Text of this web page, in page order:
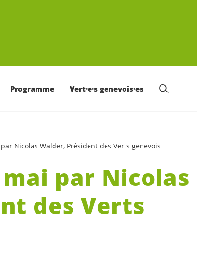
Programme Vert·e·s genevois·es
Nicolas Walder, Président des Verts genevois
par Nicolas
des Verts